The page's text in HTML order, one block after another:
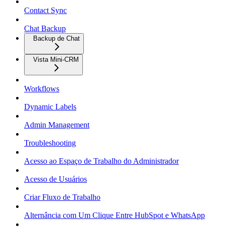
Contact Sync
Chat Backup
Backup de Chat
Vista Mini-CRM
Workflows
Dynamic Labels
Admin Management
Troubleshooting
Acesso ao Espaço de Trabalho do Administrador
Acesso de Usuários
Criar Fluxo de Trabalho
Alternância com Um Clique Entre HubSpot e WhatsApp